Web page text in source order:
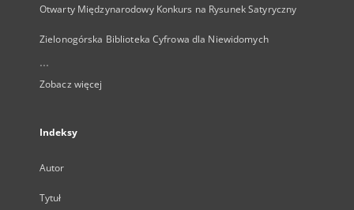
Otwarty Międzynarodowy Konkurs na Rysunek Satyryczny
Zielonogórska Biblioteka Cyfrowa dla Niewidomych
...
Zobacz więcej
Indeksy
Autor
Tytuł